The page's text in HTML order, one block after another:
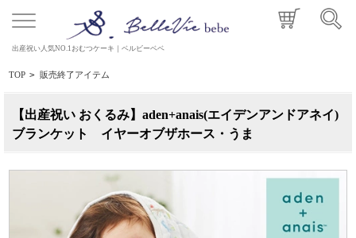
出産祝い人気NO.1おむつケーキ｜ベルビーベベ
TOP > 販売終了アイテム
【出産祝い おくるみ】aden+anais(エイデンアンドアネイ)
ブランケット イヤーオブザホース・うま